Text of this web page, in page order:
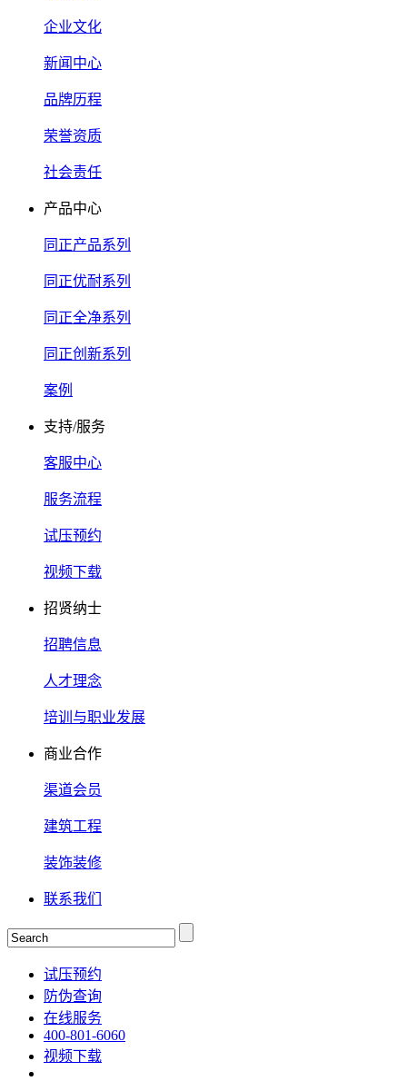
企业文化
新闻中心
品牌历程
荣誉资质
社会责任
产品中心
同正产品系列
同正优耐系列
同正全净系列
同正创新系列
案例
支持/服务
客服中心
服务流程
试压预约
视频下载
招贤纳士
招聘信息
人才理念
培训与职业发展
商业合作
渠道会员
建筑工程
装饰装修
联系我们
试压预约
防伪查询
在线服务
400-801-6060
视频下载